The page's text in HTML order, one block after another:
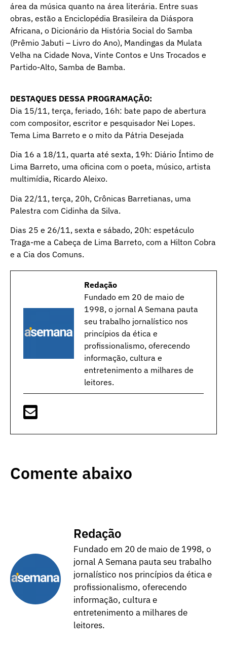
área da música quanto na área literária. Entre suas
obras, estão a Enciclopédia Brasileira da Diáspora
Africana, o Dicionário da História Social do Samba
(Prêmio Jabuti – Livro do Ano), Mandingas da Mulata
Velha na Cidade Nova, Vinte Contos e Uns Trocados e
Partido-Alto, Samba de Bamba.
DESTAQUES DESSA PROGRAMAÇÃO:
Dia 15/11, terça, feriado, 16h: bate papo de abertura
com compositor, escritor e pesquisador Nei Lopes.
Tema Lima Barreto e o mito da Pátria Desejada
Dia 16 a 18/11, quarta até sexta, 19h: Diário Íntimo de
Lima Barreto, uma oficina com o poeta, músico, artista
multimídia, Ricardo Aleixo.
Dia 22/11, terça, 20h, Crônicas Barretianas, uma
Palestra com Cidinha da Silva.
Dias 25 e 26/11, sexta e sábado, 20h: espetáculo
Traga-me a Cabeça de Lima Barreto, com a Hilton Cobra
e a Cia dos Comuns.
Redação
Fundado em 20 de maio de
1998, o jornal A Semana pauta
seu trabalho jornalístico nos
princípios da ética e
profissionalismo, oferecendo
informação, cultura e
entretenimento a milhares de
leitores.
Comente abaixo
Redação
Fundado em 20 de maio de 1998, o
jornal A Semana pauta seu trabalho
jornalístico nos princípios da ética e
profissionalismo, oferecendo
informação, cultura e
entretenimento a milhares de
leitores.